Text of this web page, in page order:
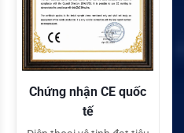
quốc
Chứng nhận FC